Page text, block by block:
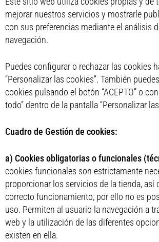
mejorar nuestros servicios y mostrarle
con sus preferencias mediante el análisis
navegación.
Puedes configurar o rechazar las cookies
“Personalizar las cookies”. También
cookies pulsando el botón “ACEPTO” o
todo” dentro de la pantalla “Personalizar
Cuadro de Gestión de cookies:
a) Cookies obligatorias o funcionales
cookies funcionales son estrictamente
proporcionar los servicios de la tienda, así
correcto funcionamiento, por ello no es
uso. Permiten al usuario la navegación a
web y la utilización de las diferentes
existen en ella.